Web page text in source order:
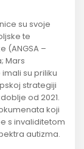
su svoje
te
(ANGSA –
Mars
su priliku
strategiji
od 2021.
koji
s invaliditetom
autizma.